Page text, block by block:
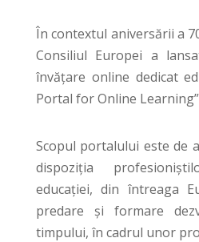
În contextul aniversării a
Consiliul Europei a
învățare online dedicat
Portal for Online
Scopul portalului este de
dispoziția
educației, din întreaga
predare și formare
timpului, în cadrul unor